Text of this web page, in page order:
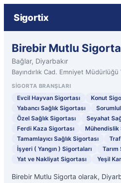
Sigortix
Birebir Mutlu
Bağlar, Diyarbakır
Bayındırlık Cad. Emniyet Müdürlüğü
SIGORTA BRANŞLARI
Evcil Hayvan Sigortası Konut
Yabancı Sağlık Sigortası
Özel Sağlık Sigortası
Seyahat
Ferdi Kaza Sigortası
Mühendislik
Tamamlayıcı Sağlık Sigortası
İşyeri ( Yangın ) Sigortaları
Tarım
Yat ve Nakliyat Sigortası
Yeşil
Birebir Mutlu Sigorta olarak,